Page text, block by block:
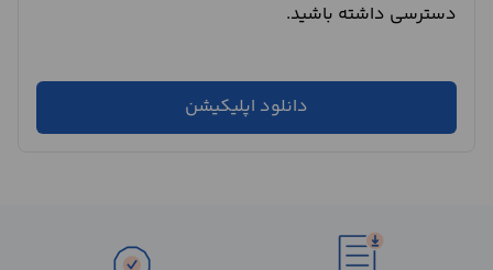
دسترسی داشته باشید.
دانلود اپلیکیشن